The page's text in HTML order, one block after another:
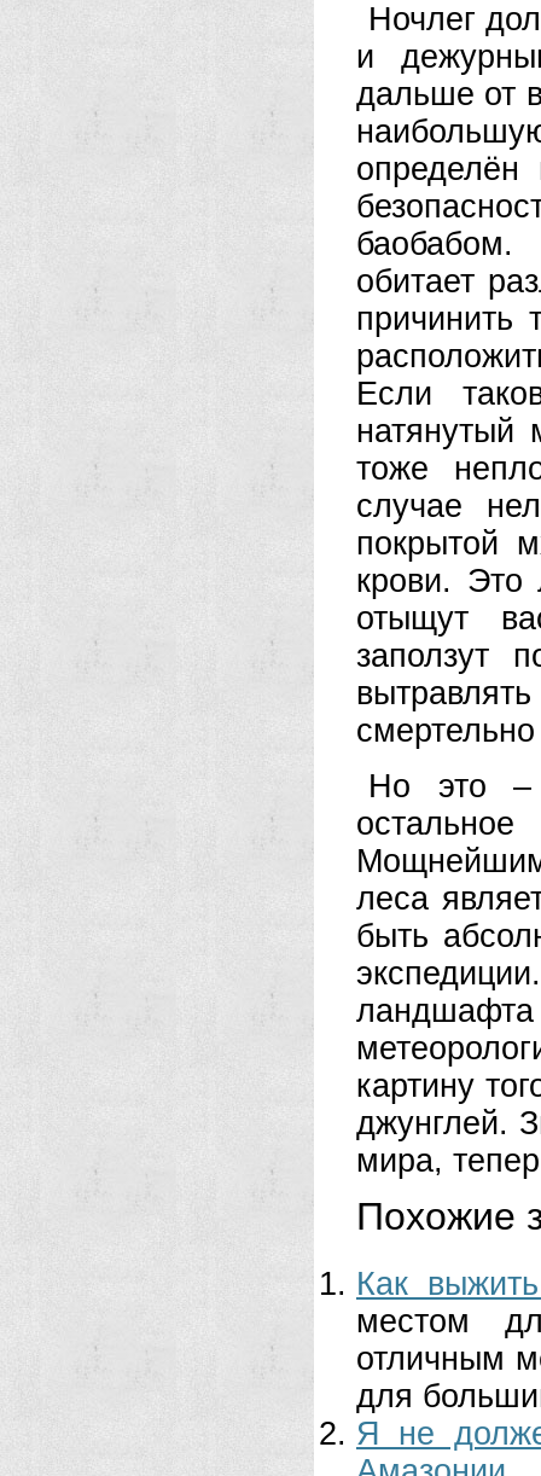
Ночлег
и
дальше от
обитает
причинить
Если
натянутый
тоже
случае
покрытой
крови. Это
отыщут
заползут
Но это
леса
быть
ландшафта
картину
джунглей.
мира,
Похожие
Как
местом
отличным
для
Я не